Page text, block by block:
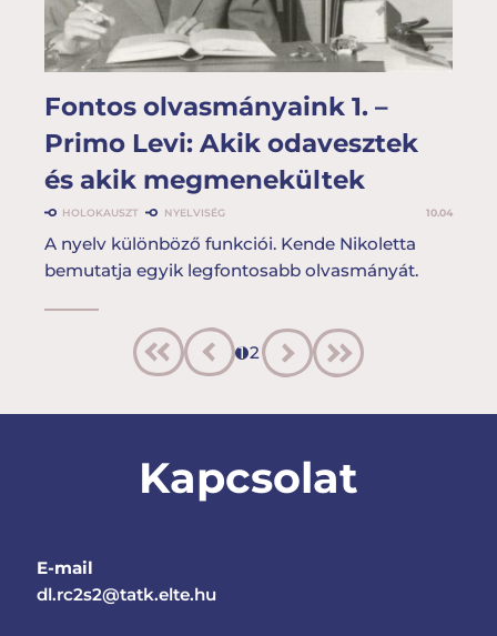
Fontos olvasmányaink 1. –
Primo Levi: Akik odavesztek
és akik megmenekültek
HOLOKAUSZT NYELVISÉG 10.04
A nyelv különböző funkciói. Kende Nikoletta
bemutatja egyik legfontosabb olvasmányát.
1 2
Kapcsolat
E-mail
dl.rc2s2@tatk.elte.hu